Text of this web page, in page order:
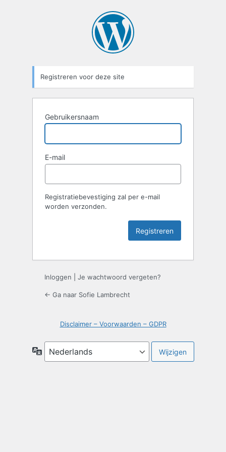
Registreren voor deze site
Gebruikersnaam
E-mail
Registratiebevestiging zal per e-mail
worden verzonden.
Inloggen Je wachtwoord vergeten?
← Ga naar Sofie Lambrecht
Disclaimer – Voorwaarden – GDPR
Taal